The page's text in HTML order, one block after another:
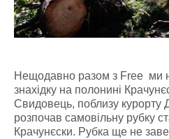
Нещодавно разом з Free ми
знахідку на полонині
Свидовець, поблизу курорту
розпочав самовільну рубку
Крачунєски. Рубка ще не